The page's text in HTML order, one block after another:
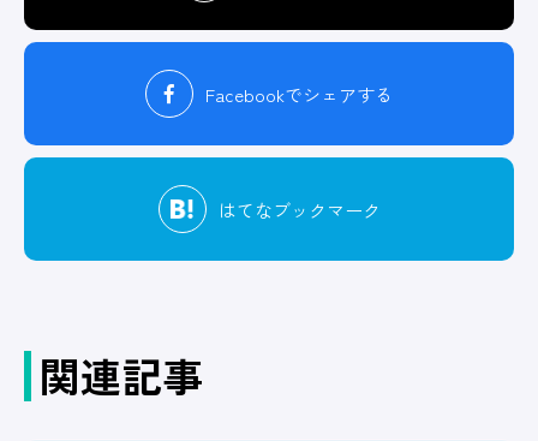
Facebookでシェアする
はてなブックマーク
関連記事